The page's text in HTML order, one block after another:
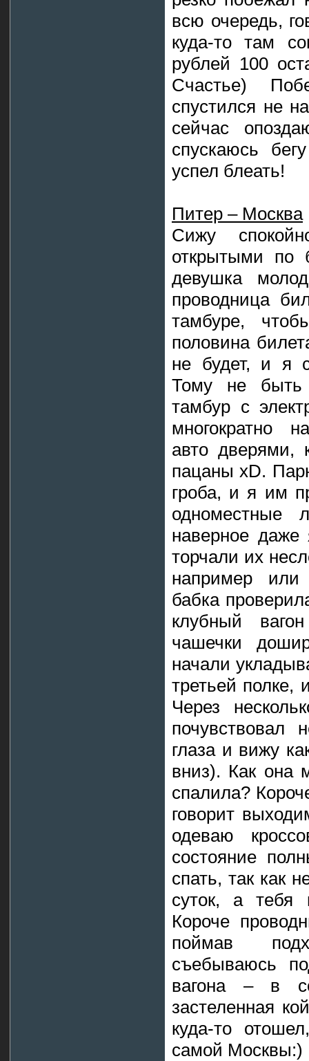
всю очередь,
куда-то там
рублей 100
Счастье)
спустился не
сейчас
спускаюсь
успел блеать!
Питер – Москва
Сижу
открытыми по
девушка
проводница
тамбуре,
половина
не будет, и я
Тому не быть
тамбур с
многократно
авто дверями,
пацаны xD.
гроба, и я им
одноместные
наверное
торчали их
например или
бабка
клубный
чашечки
начали
третьей
Через
почувствовал
глаза и вижу
вниз). Как она
спалила?
говорит
одеваю
состояние
спать, так как
суток, а тебя
Короче
поймав
съебываюсь
вагона – в
застеленная
куда-то
самой Москвы:)